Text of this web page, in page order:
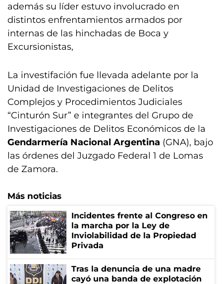
además su líder estuvo involucrado en
distintos enfrentamientos armados por
internas de las hinchadas de Boca y
Excursionistas,
La investifación fue llevada adelante por la
Unidad de Investigaciones de Delitos
Complejos y Procedimientos Judiciales
“Cinturón Sur” e integrantes del Grupo de
Investigaciones de Delitos Económicos de la
Gendarmería Nacional Argentina (GNA), bajo
las órdenes del Juzgado Federal 1 de Lomas
de Zamora.
Más noticias
Incidentes frente al Congreso en
la marcha por la Ley de
Inviolabilidad de la Propiedad
Privada
Tras la denuncia de una madre
cayó una banda de explotación